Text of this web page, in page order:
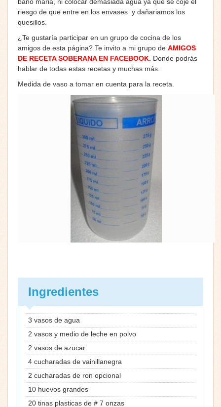
riesgo de que entre en los envases y dañariamos los
quesillos.
¿Te gustaría participar en un grupo de cocina de los
amigos de esta página? Te invito a mi grupo de AMIGOS
DE RECETA SOBERANA EN FACEBOOK. Donde podrás
hablar de todas estas recetas y muchas más.
Medida de vaso a tomar en cuenta para la receta.
Ingredientes
3 vasos de agua
2 vasos y medio de leche en polvo
2 vasos de azucar
4 cucharadas de vainillanegra
2 cucharadas de ron opcional
10 huevos grandes
20 tinas plasticas de # 7 onzas